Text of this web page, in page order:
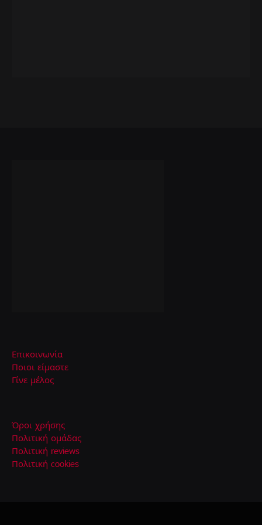
Επικοινωνία
Ποιοι είμαστε
Γίνε μέλος
Όροι χρήσης
Πολιτική ομάδας
Πολιτική reviews
Πολιτική cookies